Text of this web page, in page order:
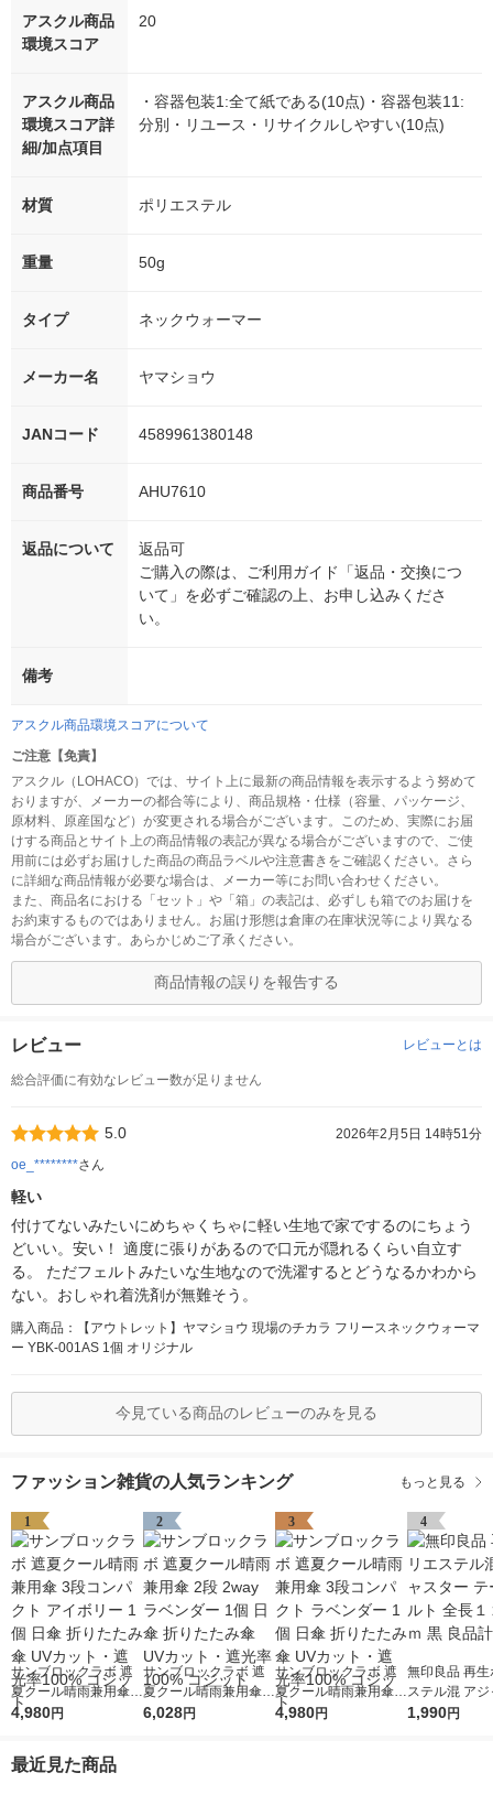
アスクル商品
環境スコア
20
アスクル商品
環境スコア詳
細/加点項目
・容器包装1:全て紙である(10点)・容器包装11:
分別・リユース・リサイクルしやすい(10点)
材質 ポリエステル
重量 50g
タイプ ネックウォーマー
メーカー名 ヤマショウ
JANコード 4589961380148
商品番号 AHU7610
返品について
返品可
ご購入の際は、ご利用ガイド「返品・交換につ
いて」を必ずご確認の上、お申し込みくださ
い。
備考
アスクル商品環境スコアについて
ご注意【免責】
アスクル（LOHACO）では、サイト上に最新の商品情報を表示するよう努めて
おりますが、メーカーの都合等により、商品規格・仕様（容量、パッケージ、
原材料、原産国など）が変更される場合がございます。このため、実際にお届
けする商品とサイト上の商品情報の表記が異なる場合がございますので、ご使
用前には必ずお届けした商品の商品ラベルや注意書きをご確認ください。さら
に詳細な商品情報が必要な場合は、メーカー等にお問い合わせください。
また、商品名における「セット」や「箱」の表記は、必ずしも箱でのお届けを
お約束するものではありません。お届け形態は倉庫の在庫状況等により異なる
場合がございます。あらかじめご了承ください。
商品情報の誤りを報告する
レビュー レビューとは
総合評価に有効なレビュー数が足りません
5.0
2026年2月5日 14時51分
oe_********さん
軽い
付けてないみたいにめちゃくちゃに軽い生地で家でするのにちょう
どいい。安い！ 適度に張りがあるので口元が隠れるくらい自立す
る。 ただフェルトみたいな生地なので洗濯するとどうなるかわから
ない。おしゃれ着洗剤が無難そう。
購入商品：【アウトレット】ヤマショウ 現場のチカラ フリースネックウォーマ
ー YBK-001AS 1個 オリジナル
今見ている商品のレビューのみを見る
ファッション雑貨の人気ランキング もっと見る
1
サンブロックラボ 遮
夏クール晴雨兼用傘 3
段コンパクト アイボ
光率100% コジット
4,980円
2
サンブロックラボ 遮
夏クール晴雨兼用傘 2
段 2way ラベンダー 1
6,028円
3
サンブロックラボ 遮
夏クール晴雨兼用傘 3
段コンパクト ラベン
4,980円
4
無印良品 再生
ステル混 ア
ー テープベ
1,990円
最近見た商品